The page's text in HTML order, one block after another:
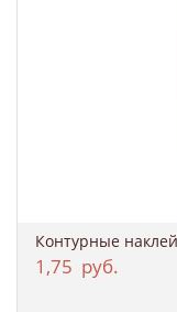
Контурные
1,75 руб.